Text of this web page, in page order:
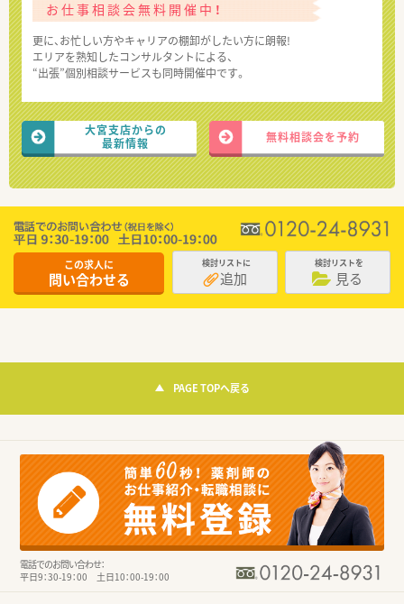
お仕事相談会無料開催中！
更に、お忙しい方やキャリアの棚卸がしたい方に朗報!
エリアを熟知したコンサルタントによる、
“出張”個別相談サービスも同時開催中です。
大宮支店からの
最新情報
無料相談会を予約
この求人に
問い合わせる
検討リストに
追加
検討リストを
見る
PAGE TOPへ戻る
電話でのお問い合わせ：
平日9：30-19：00 土日10：00-19：00